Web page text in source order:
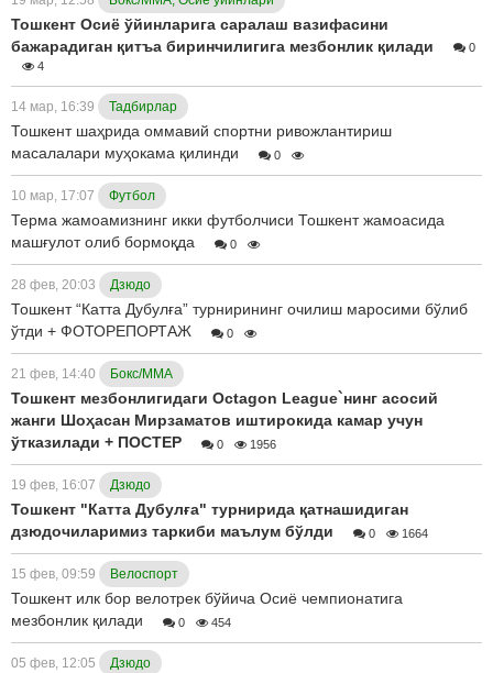
Тошкент Осиё ўйинларига саралаш вазифасини
бажарадиган қитъа биринчилигига мезбонлик қилади
0
4
14 мар, 16:39 Тадбирлар
Тошкент шаҳрида оммавий спортни ривожлантириш
масалалари муҳокама қилинди
0
10 мар, 17:07 Футбол
Терма жамоамизнинг икки футболчиси Тошкент жамоасида
машғулот олиб бормоқда
0
28 фев, 20:03 Дзюдо
Тошкент “Катта Дубулға” турнирининг очилиш маросими бўлиб
ўтди + ФОТОРЕПОРТАЖ
0
21 фев, 14:40 Бокс/ММА
Тошкент мезбонлигидаги Octagon League`нинг асосий
жанги Шоҳасан Мирзаматов иштирокида камар учун
ўтказилади + ПОСТЕР
0 1956
19 фев, 16:07 Дзюдо
Тошкент "Катта Дубулға" турнирида қатнашидиган
дзюдочиларимиз таркиби маълум бўлди
0 1664
15 фев, 09:59 Велоспорт
Тошкент илк бор велотрек бўйича Осиё чемпионатига
мезбонлик қилади
0 454
05 фев, 12:05 Дзюдо